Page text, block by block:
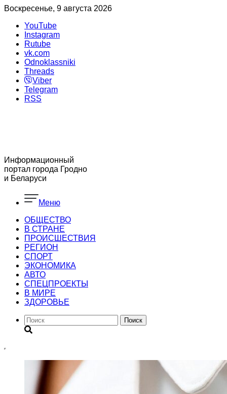
Воскресенье, 9 августа 2026
YouTube
Instagram
Rutube
vk.com
Odnoklassniki
Threads
Viber
Telegram
RSS
Информационный
портал города Гродно
и Беларуси
Меню
ОБЩЕСТВО
В СТРАНЕ
ПРОИСШЕСТВИЯ
РЕГИОН
CПОРТ
ЭКОНОМИКА
АВТО
СПЕЦПРОЕКТЫ
В МИРЕ
ЗДОРОВЬЕ
Поиск